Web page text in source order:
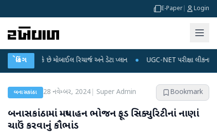
E-Paper Login
બ્રેકિંગ
શકે છે મોબાઈલ રિચાર્જ અને ડેટા પ્લાન ● UGC-NET પરીક્ષા લીકના આરોપો પર
બનાસકાંઠા 28 નવેમ્બર, 2024| Super Admin Bookmark
બનાસકાંઠામાં મધ્યાહન ભોજન ફૂડ સિક્યુરિટીનાં નાણાં
ચાઉં કરવાનું કૌભાંડ